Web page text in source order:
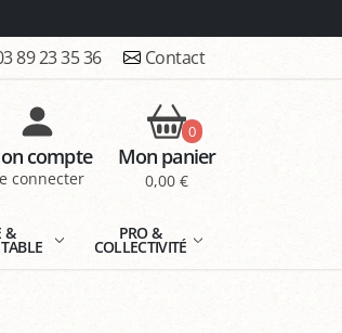
89 23 35 36 Contact
compte
connecter
0
Mon panier
0,00 €
& PRO &
COLLECTIVITÉ